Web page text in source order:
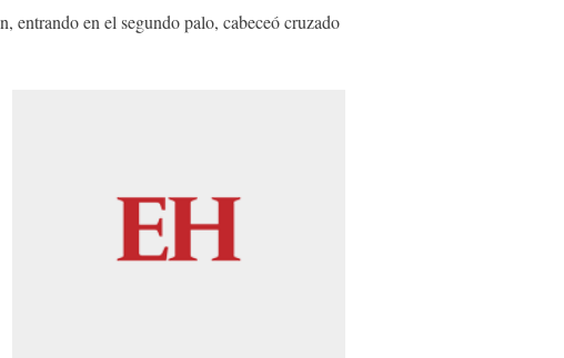
entrando en el segundo palo, cabeceó cruzado